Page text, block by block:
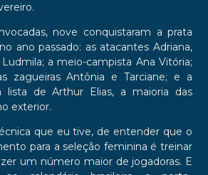
nove conquistaram a prata
ano passado: as atacantes Adriana,
a meio-campista Ana Vitória;
zagueiras Antônia e Tarciane; e a
lista de Arthur Elias, a maioria das
exterior.
que eu tive, de entender que o
para a seleção feminina é treinar
um número maior de jogadoras. E